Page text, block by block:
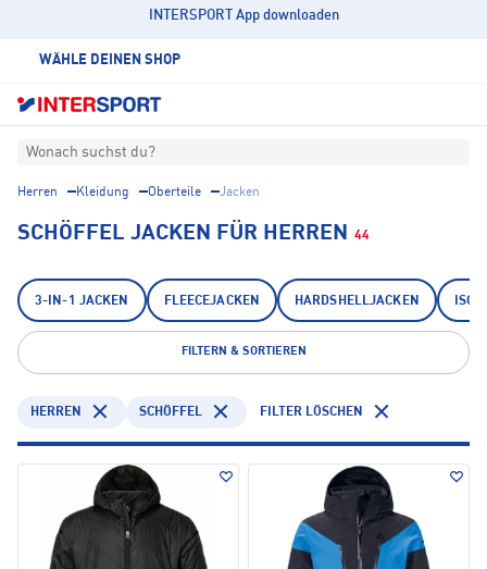
INTERSPORT App downloaden
WÄHLE DEINEN SHOP
Wonach suchst du?
Herren Kleidung Oberteile Jacken
SCHÖFFEL JACKEN FÜR HERREN 44
3-IN-1 JACKEN FLEECEJACKEN HARDSHELLJACKEN
FILTERN & SORTIEREN
HERREN SCHÖFFEL FILTER LÖSCHEN